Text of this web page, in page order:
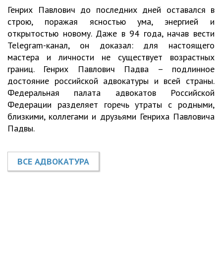
Генрих Павлович до последних дней оставался в
строю, поражая ясностью ума, энергией и
открытостью новому. Даже в 94 года, начав вести
Telegram-канал, он доказал: для настоящего
мастера и личности не существует возрастных
границ. Генрих Павлович Падва – подлинное
достояние российской адвокатуры и всей страны.
Федеральная палата адвокатов Российской
Федерации разделяет горечь утраты с родными,
близкими, коллегами и друзьями Генриха Павловича
Падвы.
ВСЕ АДВОКАТУРА